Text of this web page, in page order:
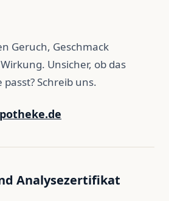
Geruch, Geschmack
Unsicher, ob das
Schreib uns.
Analysezertifikat